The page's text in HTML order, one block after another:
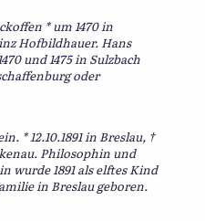
* um 1470 in
Hofbildhauer. Hans
und 1475 in Sulzbach
oder
* 12.10.1891 in Breslau, †
Philosophin und
wurde 1891 als elftes Kind
in Breslau geboren.